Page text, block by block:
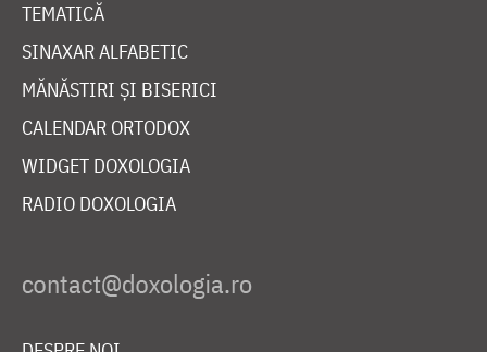
TEMATICĂ
SINAXAR ALFABETIC
MĂNĂSTIRI ȘI BISERICI
CALENDAR ORTODOX
WIDGET DOXOLOGIA
RADIO DOXOLOGIA